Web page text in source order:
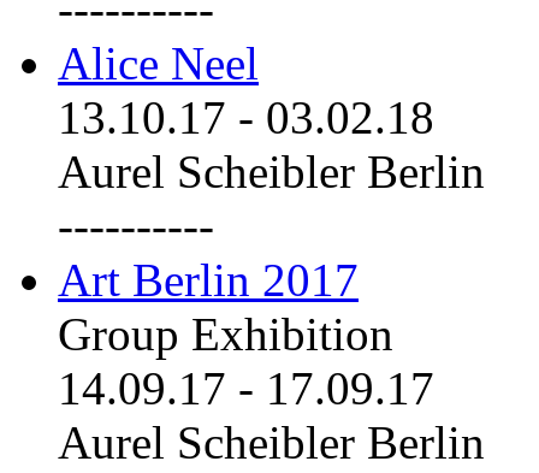
Alice Neel
13.10.17 - 03.02.18
Aurel Scheibler Berlin
----------
Art Berlin 2017
Group Exhibition
14.09.17 - 17.09.17
Aurel Scheibler Berlin